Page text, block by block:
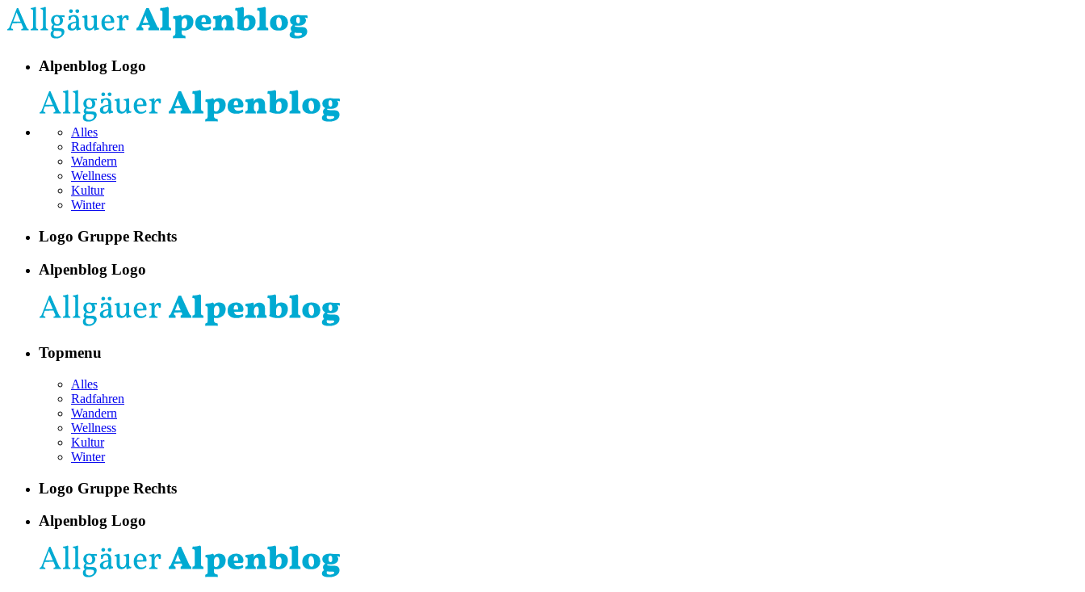
Alpenblog Logo
Alles
Radfahren
Wandern
Wellness
Kultur
Winter
Logo Gruppe Rechts
Alpenblog Logo
Topmenu
Alles
Radfahren
Wandern
Wellness
Kultur
Winter
Logo Gruppe Rechts
Alpenblog Logo